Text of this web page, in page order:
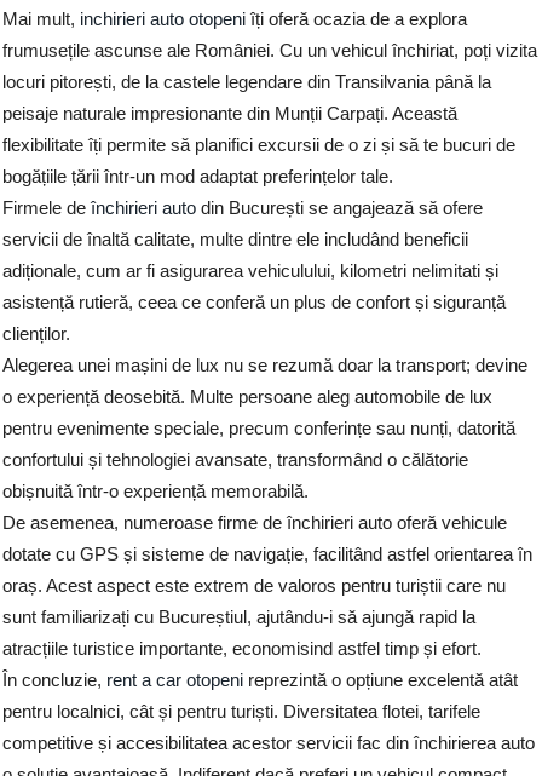
Mai mult, inchirieri auto otopeni îți oferă ocazia de a explora
frumusețile ascunse ale României. Cu un vehicul închiriat, poți vizita
locuri pitorești, de la castele legendare din Transilvania până la
peisaje naturale impresionante din Munții Carpați. Această
flexibilitate îți permite să planifici excursii de o zi și să te bucuri de
bogățiile țării într-un mod adaptat preferințelor tale.
Firmele deînchirieri auto din București se angajează să ofere
servicii de înaltă calitate, multe dintre ele includând beneficii
adiționale, cum ar fi asigurarea vehiculului, kilometri nelimitati și
asistență rutieră, ceea ce conferă un plus de confort și siguranță
clienților.
Alegerea unei mașini de lux nu se rezumă doar la transport; devine
o experiență deosebită. Multe persoane aleg automobile de lux
pentru evenimente speciale, precum conferințe sau nunți, datorită
confortului și tehnologiei avansate, transformând o călătorie
obișnuită într-o experiență memorabilă.
De asemenea, numeroase firme de închirieri auto oferă vehicule
dotate cu GPS și sisteme de navigație, facilitând astfel orientarea în
oraș. Acest aspect este extrem de valoros pentru turiștii care nu
sunt familiarizați cu Bucureștiul, ajutându-i să ajungă rapid la
atracțiile turistice importante, economisind astfel timp și efort.
În concluzie, rent a car otopeni reprezintă o opțiune excelentă atât
pentru localnici, cât și pentru turiști. Diversitatea flotei, tarifele
competitive și accesibilitatea acestor servicii fac din închirierea auto